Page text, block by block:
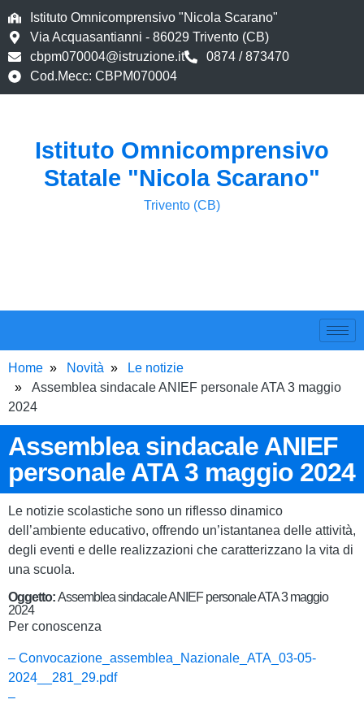
Istituto Omnicomprensivo "Nicola Scarano"
Via Acquasantianni - 86029 Trivento (CB)
cbpm070004@istruzione.it
0874 / 873470
Cod.Mecc: CBPM070004
Istituto Omnicomprensivo
Statale "Nicola Scarano"
Trivento (CB)
Home Novità
Le notizie
Assemblea sindacale ANIEF personale ATA 3 maggio
2024
Assemblea sindacale ANIEF
personale ATA 3 maggio 2024
Le notizie scolastiche sono un riflesso dinamico
dell’ambiente educativo, offrendo un’istantanea delle attività,
degli eventi e delle realizzazioni che caratterizzano la vita di
una scuola.
Oggetto:Assemblea sindacale ANIEF personale ATA 3 maggio
2024
Per conoscenza
– Convocazione_assemblea_Nazionale_ATA_03-05-
2024__281_29.pdf
–